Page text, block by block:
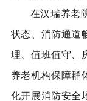
在汉瑞养老
状态、消防通道
理、值班值守、
养老机构保障群
化开展消防安全